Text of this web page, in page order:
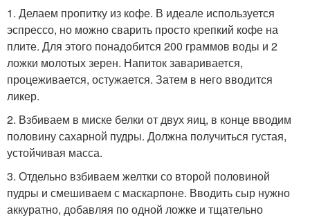
1. Делаем пропитку из кофе. В идеале используется
эспрессо, но можно сварить просто крепкий кофе на
плите. Для этого понадобится 200 граммов воды и 2
ложки молотых зерен. Напиток заваривается,
процеживается, остужается. Затем в него вводится
ликер.
2. Взбиваем в миске белки от двух яиц, в конце вводим
половину сахарной пудры. Должна получиться густая,
устойчивая масса.
3. Отдельно взбиваем желтки со второй половиной
пудры и смешиваем с маскарпоне. Вводить сыр нужно
аккуратно, добавляя по одной ложке и тщательно